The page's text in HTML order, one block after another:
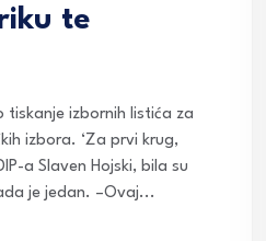
te
tiskanje izbornih listića za
izbora. ‘Za prvi krug,
a Slaven Hojski, bila su
je jedan. –Ovaj...